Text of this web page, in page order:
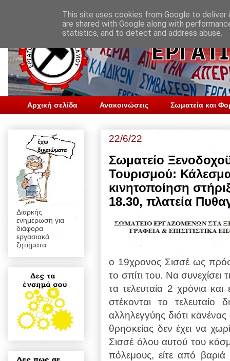
Αρχική σελίδα Ανακοινώσεις Σωματεία και
22/6/22
Σωματείο
Τουρισμού:
κινητοποίηση
18.30, πλατεία
ο 19χρονος Σισσέ ως
το σπίτι του. Να συνεχίσει
τα τελευταία 2 χρόνια
στέκονται το
αλληλεγγύης διότι
θρησκείας δεν έχει να
Σισσέ όλου αυτού του
πόλεμους, είτε από
Διαρκής
ενημέρωση για
διάφορα
εργασιακά
ζητήματα
This site uses cookies from Google to
are shared with Google along with
statistics, and to detect and address abuse.